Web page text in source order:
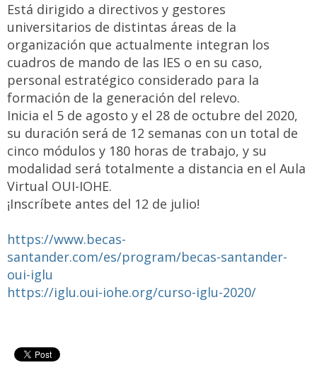
Está dirigido a directivos y gestores
universitarios de distintas áreas de la
organización que actualmente integran los
cuadros de mando de las IES o en su caso,
personal estratégico considerado para la
formación de la generación del relevo.
Inicia el 5 de agosto y el 28 de octubre del 2020,
su duración será de 12 semanas con un total de
cinco módulos y 180 horas de trabajo, y su
modalidad será totalmente a distancia en el Aula
Virtual OUI-IOHE.
¡Inscríbete antes del 12 de julio!
https://www.becas-
santander.com/es/program/becas-santander-
oui-iglu
https://iglu.oui-iohe.org/curso-iglu-2020/